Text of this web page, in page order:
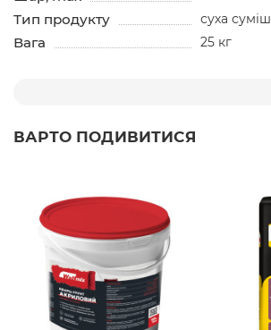
Тип продукту суха суміш
Вага 25 кг
ВАРТО ПОДИВИТИСЯ